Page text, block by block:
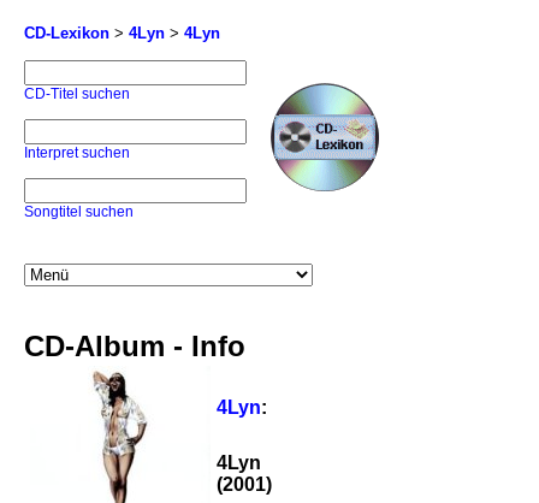
CD-Lexikon > 4Lyn > 4Lyn
CD-Titel suchen
Interpret suchen
Songtitel suchen
CD-Album - Info
4Lyn:
4Lyn
(2001)